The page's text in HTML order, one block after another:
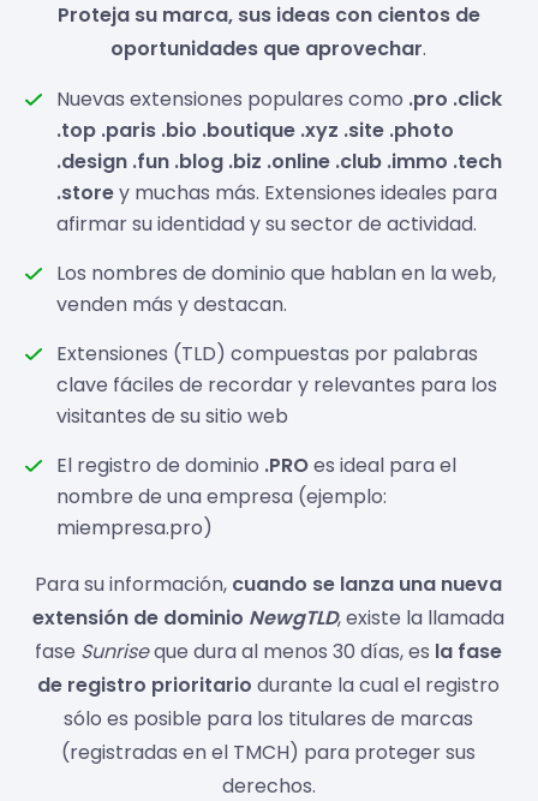
Proteja su marca, sus ideas con cientos de
oportunidades que aprovechar.
Nuevas extensiones populares como .pro .click
.top .paris .bio .boutique .xyz .site .photo
.design .fun .blog .biz .online .club .immo .tech
.storey muchas más. Extensiones ideales para
afirmar su identidad y su sector de actividad.
Los nombres de dominio que hablan en la web,
venden más y destacan.
Extensiones (TLD) compuestas por palabras
clave fáciles de recordar y relevantes para los
visitantes de su sitio web
El registro de dominio .PROes ideal para el
nombre de una empresa (ejemplo:
miempresa.pro)
Para su información, cuando se lanza una nueva
extensión de dominio NewgTLD, existe la llamada
fase Sunriseque dura al menos 30 días, es la fase
de registro prioritario durante la cual el registro
sólo es posible para los titulares de marcas
(registradas en el TMCH) para proteger sus
derechos.